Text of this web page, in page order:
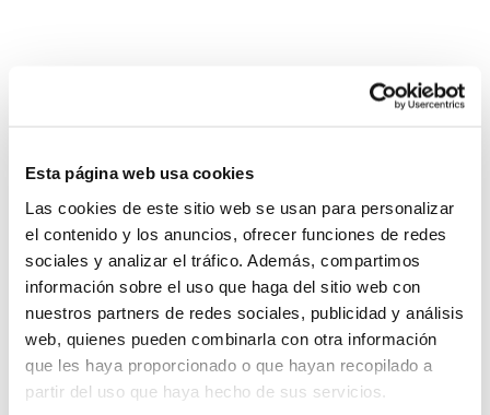
Esta página web usa cookies
Las cookies de este sitio web se usan para personalizar
el contenido y los anuncios, ofrecer funciones de redes
sociales y analizar el tráfico. Además, compartimos
información sobre el uso que haga del sitio web con
nuestros partners de redes sociales, publicidad y análisis
web, quienes pueden combinarla con otra información
que les haya proporcionado o que hayan recopilado a
partir del uso que haya hecho de sus servicios.
Con un formato muy atractivo, en octubre arrancarán
los primeros Cursos de Entrenador FBCV Nivel 1
Será un formato llamativo por cuanto no sólo habrá
Presencial a través del Aula Web
, sino que además
parte Presencial se impartirá de manera intensiva
concentrando las clases durante algunos sábados del
mes de noviembre y, principalmente, del 26 al 29 de
diciembre.
Se trata de una modalidad que permite a los alumnos